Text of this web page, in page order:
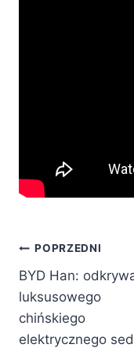
Nawigacja
wpisu
POPRZEDNI
BYD Han:
luksusowego
chińskiego
elektrycznego